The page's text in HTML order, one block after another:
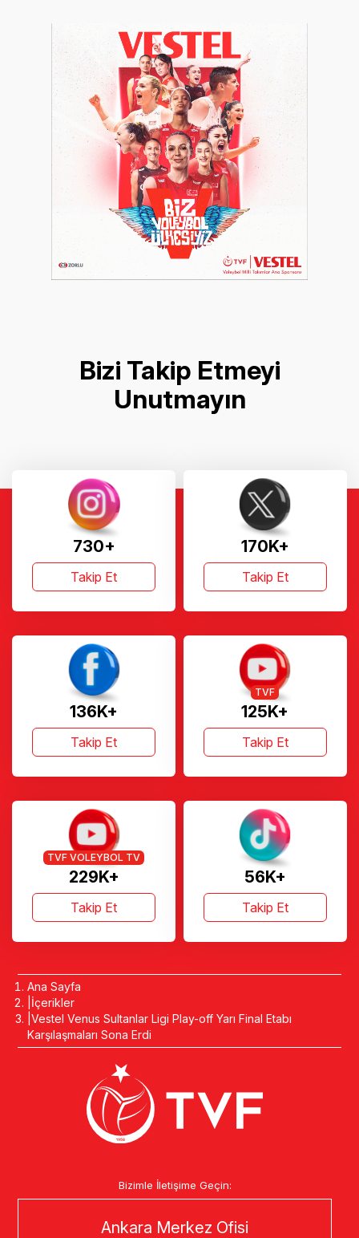
Bizi Takip Etmeyi
Unutmayın
730+
Takip Et
170K+
Takip Et
136K+
Takip Et
125K+
TVF
Takip Et
229K+
TVF VOLEYBOL TV
Takip Et
56K+
Takip Et
Ana Sayfa
İçerikler
Vestel Venus Sultanlar Ligi Play-off Yarı Final Etabı
Karşılaşmaları Sona Erdi
Bizimle İletişime Geçin:
Ankara Merkez Ofisi